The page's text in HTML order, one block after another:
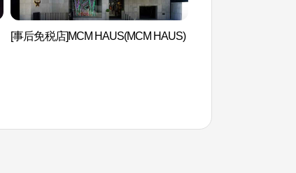
[事后免税店]MCM HAUS(MCM HAUS)